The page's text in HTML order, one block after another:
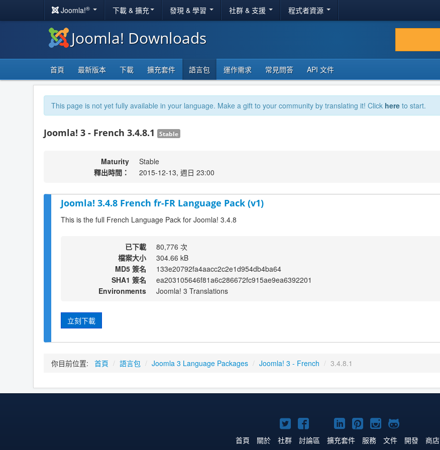
Joomla!® 下載 & 擴充 發現 & 學習 社群 & 支援 程式者資源
Joomla! Downloads
首頁 最新版本 下載 擴充套件 語言包 運作需求 常見問答 API 文件
This page is not yet fully available in your language. Make a gift to your community by translating it! Click here to start.
Joomla! 3 - French 3.4.8.1 Stable
Maturity
Stable
釋出時間：
2015-12-13, 週日 23:00
Joomla! 3.4.8 French fr-FR Language Pack (v1)
This is the full French Language Pack for Joomla! 3.4.8
已下載
80,776 次
檔案大小
304.66 kB
MD5 簽名
133e20792fa4aacc2c2e1d954db4ba64
SHA1 簽名
ea203105646f81a6c286672fc915ae9ea6392201
Environments
Joomla! 3 Translations
立刻下載
你目前位置: 首頁 / 語言包 / Joomla 3 Language Packages / Joomla! 3 - French / 3.4.8.1
Twitter
上
Facebook
上
YouTube
上
Linkedln
上
Pinterest
上
Instagram
上
GitHub
上
首頁 關於 社群 討論區 擴充套件 服務 文件 開發 商店